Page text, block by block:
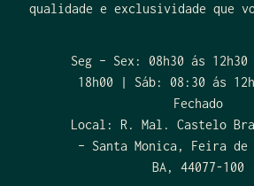
qualidade e exclusividade que
Seg – Sex: 08h30 ás 12h30
18h00 | Sáb: 08:30 ás
Fechado
Local: R. Mal. Castelo
– Santa Monica, Feira de
BA, 44077-100